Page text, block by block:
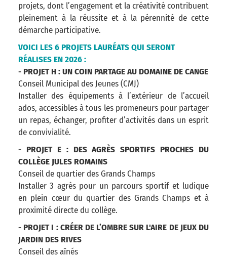
projets, dont l’engagement et la créativité contribuent
pleinement à la réussite et à la pérennité de cette
démarche participative.
VOICI LES 6 PROJETS LAURÉATS QUI SERONT
RÉALISES EN 2026 :
- PROJET H : UN COIN PARTAGE AU DOMAINE DE CANGE
Conseil Municipal des Jeunes (CMJ)
Installer des équipements à l’extérieur de l’accueil
ados, accessibles à tous les promeneurs pour partager
un repas, échanger, profiter d’activités dans un esprit
de convivialité.
- PROJET E : DES AGRÈS SPORTIFS PROCHES DU
COLLÈGE JULES ROMAINS
Conseil de quartier des Grands Champs
Installer 3 agrès pour un parcours sportif et ludique
en plein cœur du quartier des Grands Champs et à
proximité directe du collège.
- PROJET I : CRÉER DE L’OMBRE SUR L'AIRE DE JEUX DU
JARDIN DES RIVES
Conseil des aînés